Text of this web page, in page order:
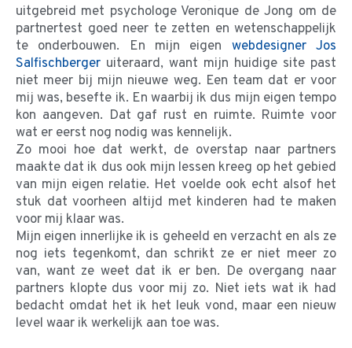
uitgebreid met psychologe Veronique de Jong om de
partnertest goed neer te zetten en wetenschappelijk
te onderbouwen. En mijn eigen webdesigner Jos
Salfischberger uiteraard, want mijn huidige site past
niet meer bij mijn nieuwe weg. Een team dat er voor
mij was, besefte ik. En waarbij ik dus mijn eigen tempo
kon aangeven. Dat gaf rust en ruimte. Ruimte voor
wat er eerst nog nodig was kennelijk.
Zo mooi hoe dat werkt, de overstap naar partners
maakte dat ik dus ook mijn lessen kreeg op het gebied
van mijn eigen relatie. Het voelde ook echt alsof het
stuk dat voorheen altijd met kinderen had te maken
voor mij klaar was.
Mijn eigen innerlijke ik is geheeld en verzacht en als ze
nog iets tegenkomt, dan schrikt ze er niet meer zo
van, want ze weet dat ik er ben. De overgang naar
partners klopte dus voor mij zo. Niet iets wat ik had
bedacht omdat het ik het leuk vond, maar een nieuw
level waar ik werkelijk aan toe was.